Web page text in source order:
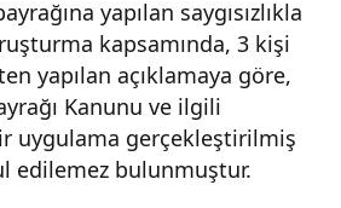
yapılan saygısızlıkla
kapsamında, 3 kişi
yapılan açıklamaya göre,
Kanunu ve ilgili
uygulama gerçekleştirilmiş
edilemez bulunmuştur.